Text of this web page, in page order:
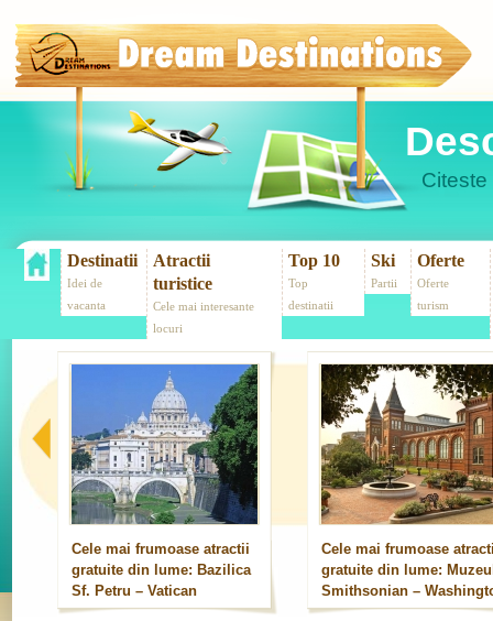
Destinatii
Idei de
vacanta
Atractii
turistice
Cele mai interesante
locuri
Top 10
Top
destinatii
Ski
Partii
Oferte
Oferte
turism
Cele mai frumoase atractii
gratuite din lume: Bazilica
Sf. Petru – Vatican
Cele mai frumoase
gratuite din lume:
Smithsonian –
DC